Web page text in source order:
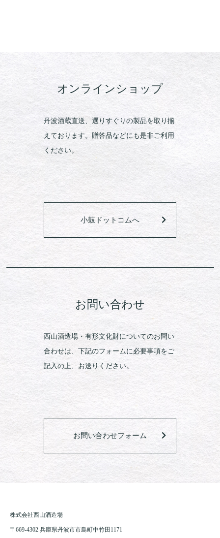
オンラインショップ
丹波酒蔵直送、選りすぐりの製品を取り揃
えております。贈答品などにも是非ご利用
ください。
小鼓ドットコムへ
お問い合わせ
西山酒造場・有形文化財についてのお問い
合わせは、下記のフォームに必要事項をご
記入の上、お送りください。
お問い合わせフォーム
株式会社西山酒造場
〒669-4302 兵庫県丹波市市島町中竹田1171